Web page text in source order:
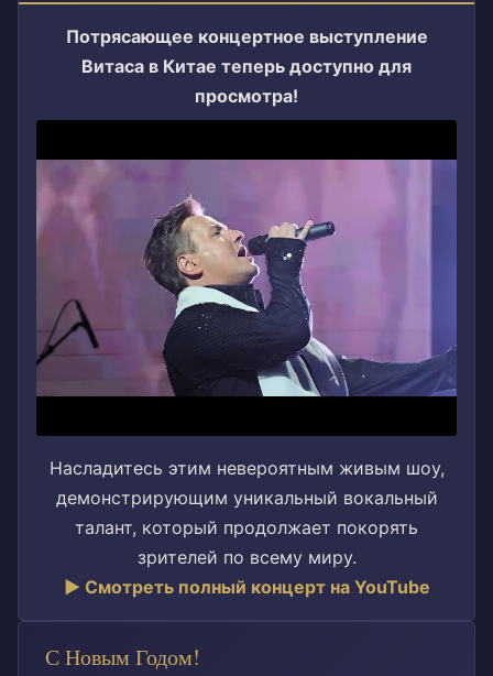
Потрясающее концертное выступление
Витаса в Китае теперь доступно для
просмотра!
Насладитесь этим невероятным живым шоу,
демонстрирующим уникальный вокальный
талант, который продолжает покорять
зрителей по всему миру.
▶ Смотреть полный концерт на YouTube
С Новым Годом!